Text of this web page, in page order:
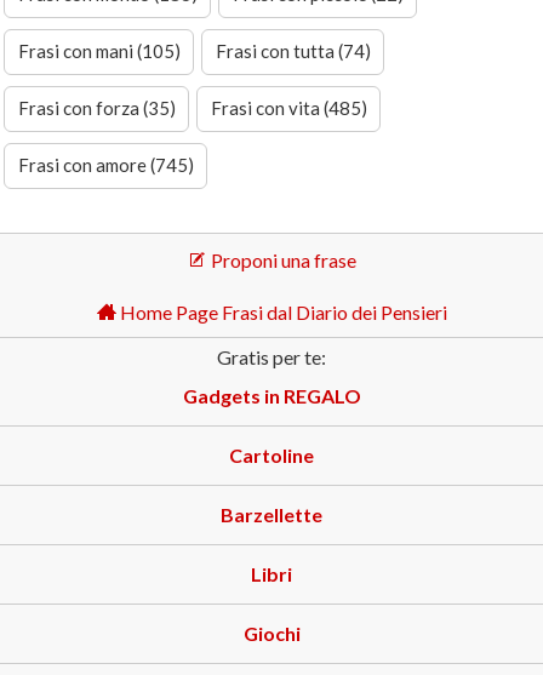
Frasi con mani (105) Frasi con tutta (74)
Frasi con forza (35) Frasi con vita (485)
Frasi con amore (745)
Proponi una frase
Home Page Frasi dal Diario dei Pensieri
Gratis per te:
Gadgets in REGALO
Cartoline
Barzellette
Libri
Giochi